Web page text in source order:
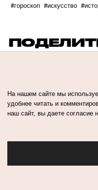
#гороскоп #искусство
ЧИТАЙТЕ
На нашем сайте мы
удобнее читать и
наш сайт, вы даете согласие